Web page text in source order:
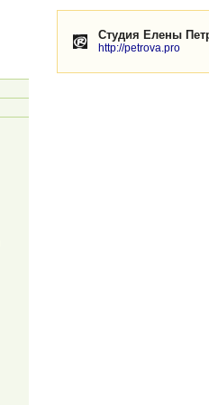
Студия Елены
http://petrova.pro